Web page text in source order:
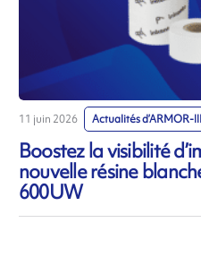
11 juin 2026 Actualités d’ARMOR-
Boostez la visibilité
nouvelle résine
600UW